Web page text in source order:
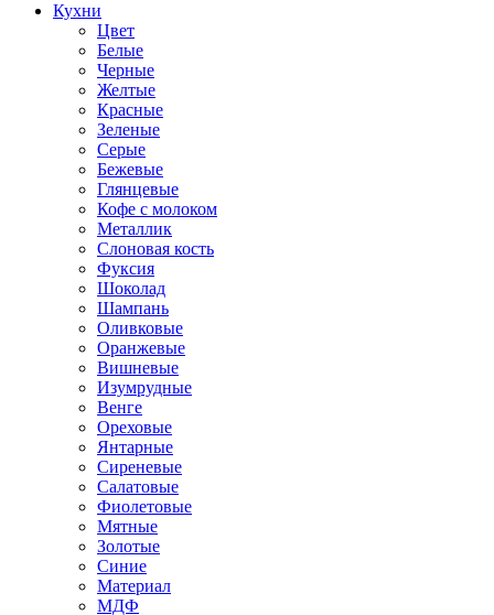
Кухни
Цвет
Белые
Черные
Желтые
Красные
Зеленые
Серые
Бежевые
Глянцевые
Кофе с молоком
Металлик
Слоновая кость
Фуксия
Шоколад
Шампань
Оливковые
Оранжевые
Вишневые
Изумрудные
Венге
Ореховые
Янтарные
Сиреневые
Салатовые
Фиолетовые
Мятные
Золотые
Синие
Материал
МДФ